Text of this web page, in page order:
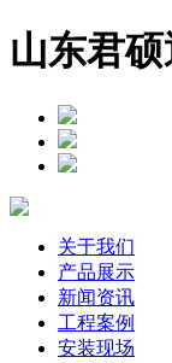
山东君
关于我们
产品展示
新闻资讯
工程案例
安装现场